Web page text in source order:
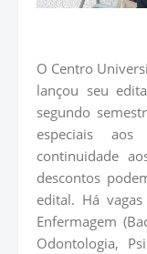
O Centro
lançou seu
segundo
especiais
continuidade
descontos
edital. Há
Enfermagem
Odontologia,